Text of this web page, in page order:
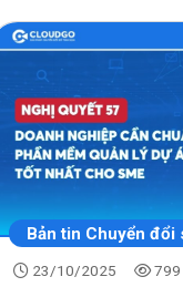
Bản tin Chuyển đổi
23/10/2025 799